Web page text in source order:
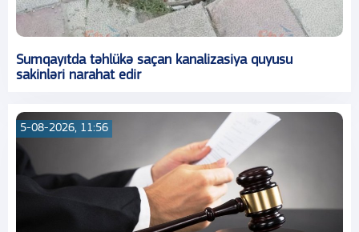
Sumqayıtda təhlükə saçan kanalizasiya quyusu
sakinləri narahat edir
5-08-2026, 11:56